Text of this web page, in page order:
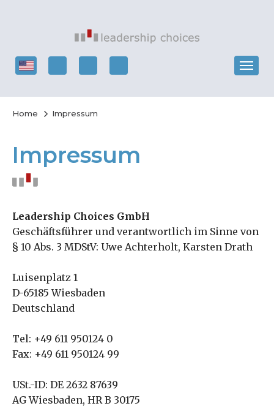
Home Impressum
Impressum
Leadership Choices GmbH
Geschäftsführer und verantwortlich im Sinne von
§ 10 Abs. 3 MDStV: Uwe Achterholt, Karsten Drath
Luisenplatz 1
D-65185 Wiesbaden
Deutschland
Tel: +49 611 950124 0
Fax: +49 611 950124 99
USt.-ID: DE 2632 87639
AG Wiesbaden, HR B 30175